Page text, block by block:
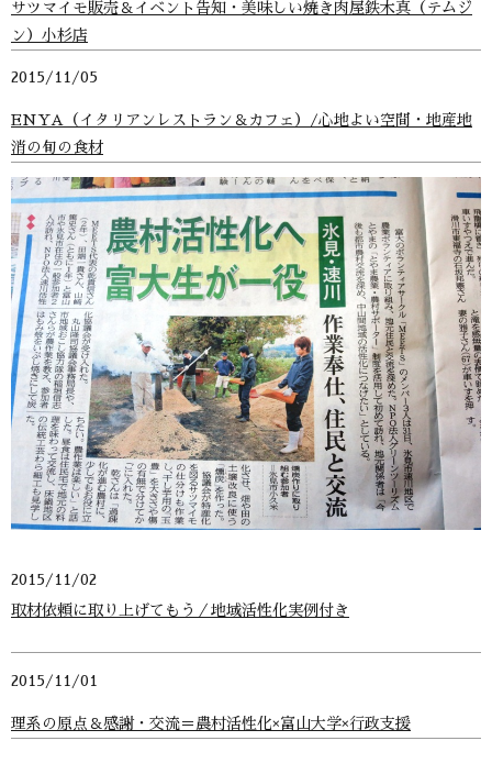
サツマイモ販売＆イベント告知・美味しい焼き肉屋鉄木真（テムジ
ン）小杉店
2015/11/05
ENYA（イタリアンレストラン＆カフェ）/心地よい空間・地産地
消の旬の食材
2015/11/02
取材依頼に取り上げてもう／地域活性化実例付き
2015/11/01
理系の原点＆感謝・交流＝農村活性化×富山大学×行政支援